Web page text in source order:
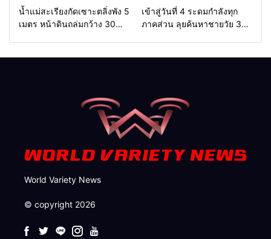
นายก ทต.เมืองยวมใต้เร่ง
ประสาน อบจ.นำแบคโฮเบี่ยง
ทางน้ำ เตรียมประกาศเขตภัย
พิบัติช่วยประชาชน
น้ำท่วมหนักเมื่อ 2 ปีก่อน จัด
ชุดเคลื่อนที่เร็วเฝ้าระวัง 24
Home รอบรั้วทั่วไทย
น้ำแม่สะเรียงกัดเซาะตลิ่งพัง 5
เมตร หน้าดินถล่มกว้าง 30
Home รอบรั้วทั่วไทย
เข้าสู่วันที่ 4 ระดมกำลังทุก
ภาคส่วน ลุยค้นหาชายวัย 35
World Variety News
© copyright 2026